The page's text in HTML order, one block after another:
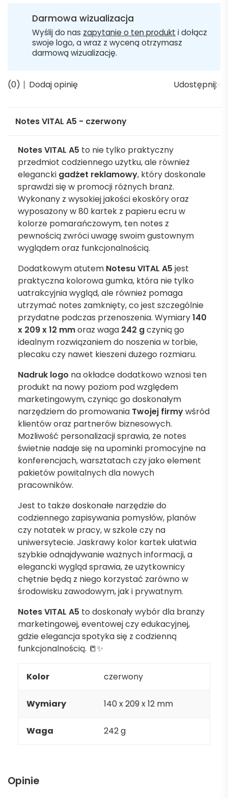
Darmowa wizualizacja
Wyślij do nas zapytanie o ten produkt i dołącz
swoje logo, a wraz z wyceną otrzymasz
darmową wizualizację.
(0) Dodaj opinię Udostępnij:
Notes VITAL A5 - czerwony
Notes VITAL A5 to nie tylko praktyczny
przedmiot codziennego użytku, ale również
elegancki gadżet reklamowy, który doskonale
sprawdzi się w promocji różnych branż.
Wykonany z wysokiej jakości ekoskóry oraz
wyposażony w 80 kartek z papieru ecru w
kolorze pomarańczowym, ten notes z
pewnością zwróci uwagę swoim gustownym
wyglądem oraz funkcjonalnością.
Dodatkowym atutem Notesu VITAL A5 jest
praktyczna kolorowa gumka, która nie tylko
uatrakcyjnia wygląd, ale również pomaga
utrzymać notes zamknięty, co jest szczególnie
przydatne podczas przenoszenia. Wymiary140
x 209 x 12 mmoraz waga 242 gczynią go
idealnym rozwiązaniem do noszenia w torbie,
plecaku czy nawet kieszeni dużego rozmiaru.
Nadruk logo na okładce dodatkowo wznosi ten
produkt na nowy poziom pod względem
marketingowym, czyniąc go doskonałym
narzędziem do promowania Twojej firmywśród
klientów oraz partnerów biznesowych.
Możliwość personalizacji sprawia, że notes
świetnie nadaje się na upominki promocyjne na
konferencjach, warsztatach czy jako element
pakietów powitalnych dla nowych
pracowników.
Jest to także doskonałe narzędzie do
codziennego zapisywania pomysłów, planów
czy notatek w pracy, w szkole czy na
uniwersytecie. Jaskrawy kolor kartek ułatwia
szybkie odnajdywanie ważnych informacji, a
elegancki wygląd sprawia, że użytkownicy
chętnie będą z niego korzystać zarówno w
środowisku zawodowym, jak i prywatnym.
Notes VITAL A5 to doskonały wybór dla branży
marketingowej, eventowej czy edukacyjnej,
gdzie elegancja spotyka się z codzienną
funkcjonalnością. 📒✨
Kolor czerwony
Wymiary 140 x 209 x 12 mm
Waga 242 g
Opinie